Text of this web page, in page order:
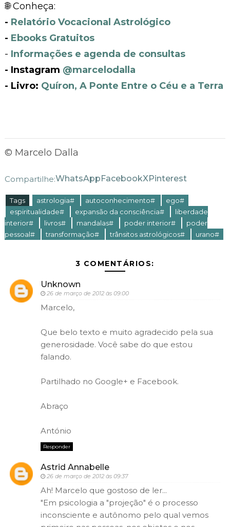
🌐 Conheça:
- Relatório Vocacional Astrológico
- Ebooks Gratuitos
- Informações e agenda de consultas
- Instagram @marcelodalla
- Livro: Quíron, A Ponte Entre o Céu e a Terra
© Marcelo Dalla
Compartilhe:WhatsApp FacebookXPinterest
Tags astrologia# autoconhecimento#
ego#
espiritualidade#
expansão da consciência#
liberdade
interior#
livros# mandalas# poder interior#
poder
pessoal#
transformação# trânsitos astrológicos# urano#
3 COMENTÁRIOS:
Unknown
26 de março de 2012 às 09:00
Marcelo,
Que belo texto e muito agradecido pela sua
generosidade. Você sabe do que estou
falando.
Partilhado no Google+ e Facebook.
Abraço
António
Responder
Astrid Annabelle
26 de março de 2012 às 09:37
Ah! Marcelo que gostoso de ler...
"Em psicologia a "projeção" é o processo
inconsciente e autônomo pelo qual vemos